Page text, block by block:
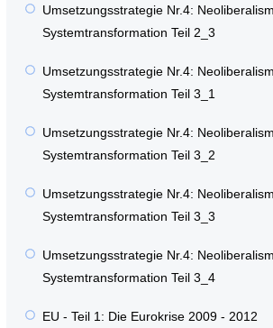
Umsetzungsstrategie Nr.4:
Systemtransformation Teil 2_3
Umsetzungsstrategie Nr.4:
Systemtransformation Teil 3_1
Umsetzungsstrategie Nr.4:
Systemtransformation Teil 3_2
Umsetzungsstrategie Nr.4:
Systemtransformation Teil 3_3
Umsetzungsstrategie Nr.4:
Systemtransformation Teil 3_4
EU - Teil 1: Die Eurokrise 2009 - 2012